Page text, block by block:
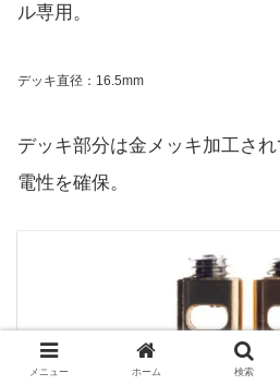
ル専用。
デッキ直径：16.5mm
デッキ部分は金メッキ加工さ
電性を確保。
メニュー ホーム 検索